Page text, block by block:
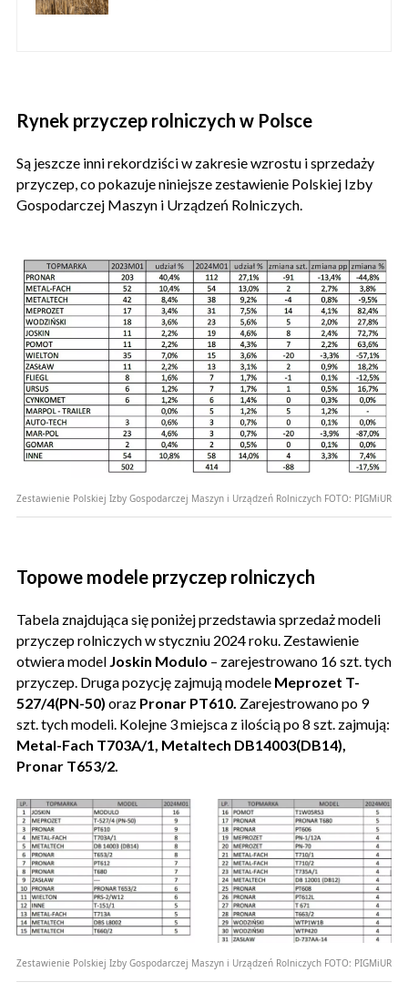
Rynek przyczep rolniczych w Polsce
Są jeszcze inni rekordziści w zakresie wzrostu i sprzedaży
przyczep, co pokazuje niniejsze zestawienie Polskiej Izby
Gospodarczej Maszyn i Urządzeń Rolniczych.
Zestawienie Polskiej Izby Gospodarczej Maszyn i Urządzeń Rolniczych FOTO: PIGMiUR
Topowe modele przyczep rolniczych
Tabela znajdująca się poniżej przedstawia sprzedaż modeli
przyczep rolniczych w styczniu 2024 roku. Zestawienie
otwiera model Joskin Modulo – zarejestrowano 16 szt. tych
przyczep. Druga pozycję zajmują modele Meprozet T-
527/4(PN-50) oraz Pronar PT610. Zarejestrowano po 9
szt. tych modeli. Kolejne 3 miejsca z ilością po 8 szt. zajmują:
Metal-Fach T703A/1, Metaltech DB14003(DB14),
Pronar T653/2.
Zestawienie Polskiej Izby Gospodarczej Maszyn i Urządzeń Rolniczych FOTO: PIGMiUR